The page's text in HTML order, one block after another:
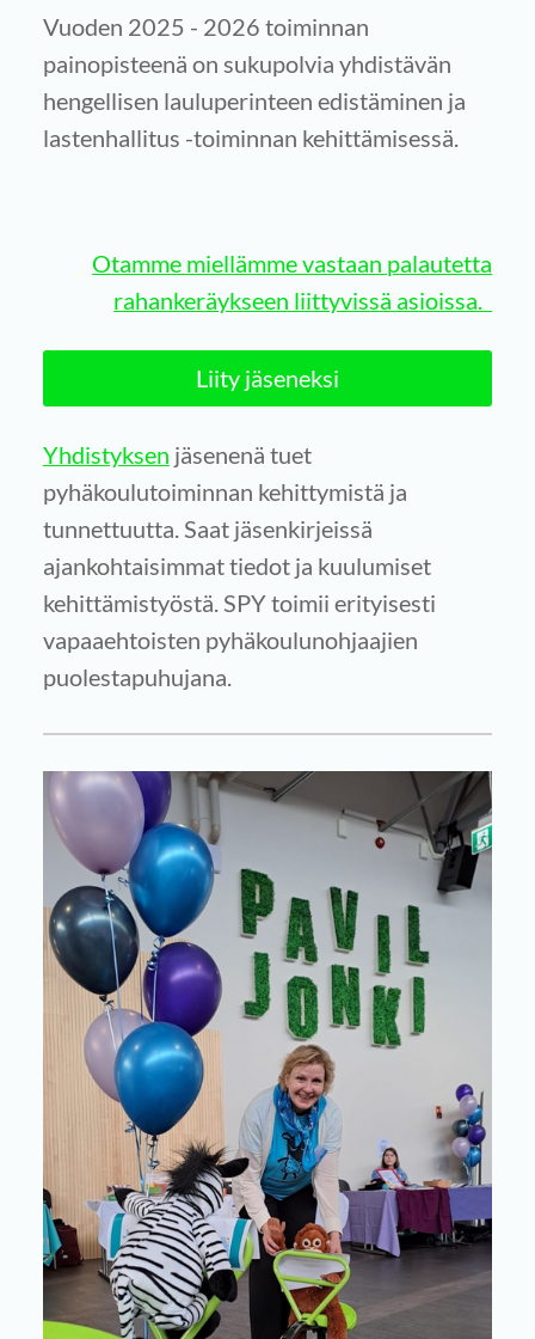
Vuoden 2025 - 2026 toiminnan
painopisteenä on sukupolvia yhdistävän
hengellisen lauluperinteen edistäminen ja
lastenhallitus -toiminnan kehittämisessä.
Otamme miellämme vastaan palautetta
rahankeräykseen liittyvissä asioissa.
Liity jäseneksi
Yhdistyksen jäsenenä tuet
pyhäkoulutoiminnan kehittymistä ja
tunnettuutta. Saat jäsenkirjeissä
ajankohtaisimmat tiedot ja kuulumiset
kehittämistyöstä. SPY toimii erityisesti
vapaaehtoisten pyhäkoulunohjaajien
puolestapuhujana.